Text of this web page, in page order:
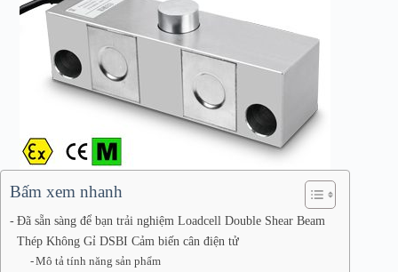
Bấm xem nhanh
Đã sẵn sàng để bạn trải nghiệm Loadcell Double Shear Beam
Thép Không Gỉ DSBI Cảm biến cân điện tử
Mô tả tính năng sản phẩm